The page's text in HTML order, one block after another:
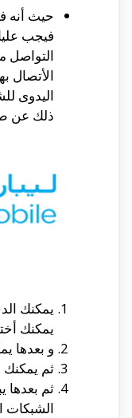
حيث أنه
فيجب
التواصل
الأتصال
اليدوى
ذلك عن
يمكنك
يمكنك
و بعدها
ثم يمكنك
ثم بعدها
الشبكات